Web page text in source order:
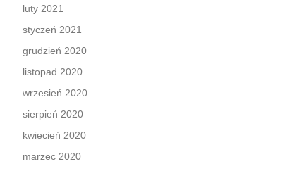
luty 2021
styczeń 2021
grudzień 2020
listopad 2020
wrzesień 2020
sierpień 2020
kwiecień 2020
marzec 2020